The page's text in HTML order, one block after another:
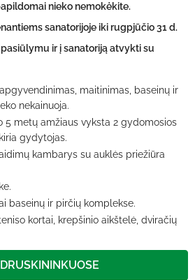
nieko nemokėkite.
sanatorijoje iki rugpjūčio 31 d.
ir į sanatoriją atvykti su
maitinimas, baseinų ir
nekainuoja.
5 metų amžiaus vyksta 2 gydomosios
gydytojas.
kambarys su auklės priežiūra
baseinų ir pirčių komplekse.
kortai, krepšinio aikštelė, dviračių
DRUSKININKUOSE